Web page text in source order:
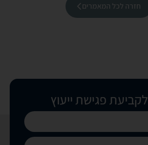
חזרה לכל המאמרים
לקביעת פגישת ייעוץ